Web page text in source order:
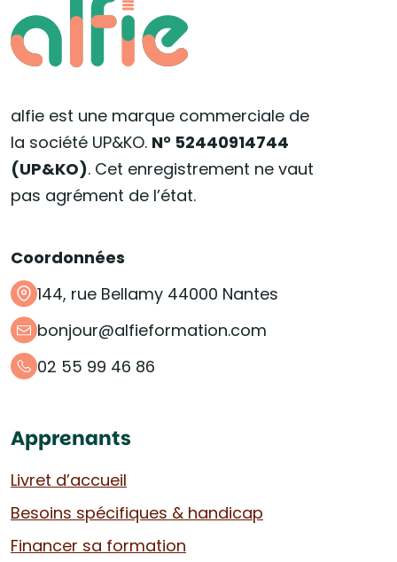
alfie est une marque commerciale de
la société UP&KO. N° 52440914744
(UP&KO). Cet enregistrement ne vaut
pas agrément de l’état.
Coordonnées
144, rue Bellamy 44000 Nantes
bonjour@alfieformation.com
02 55 99 46 86
Apprenants
Livret d’accueil
Besoins spécifiques & handicap
Financer sa formation